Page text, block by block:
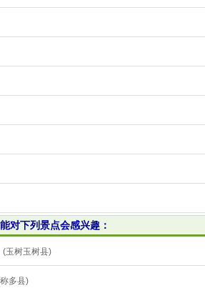
对下列景点会感兴趣：
(玉树玉树县)
多县)